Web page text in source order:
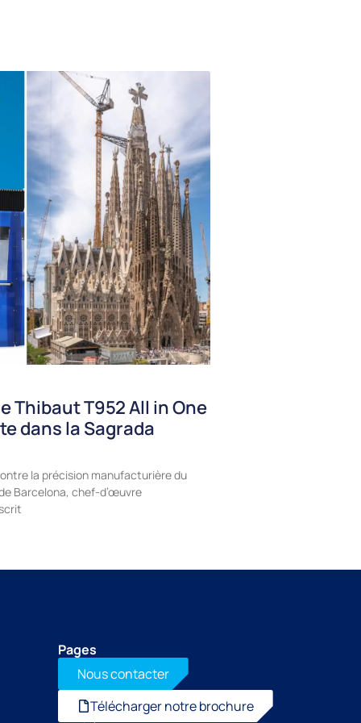
Thibaut T952 All in One
dans la Sagrada
la précision manufacturière du
Barcelona, chef-d’œuvre
Pages
Nous contacter
Télécharger notre brochure